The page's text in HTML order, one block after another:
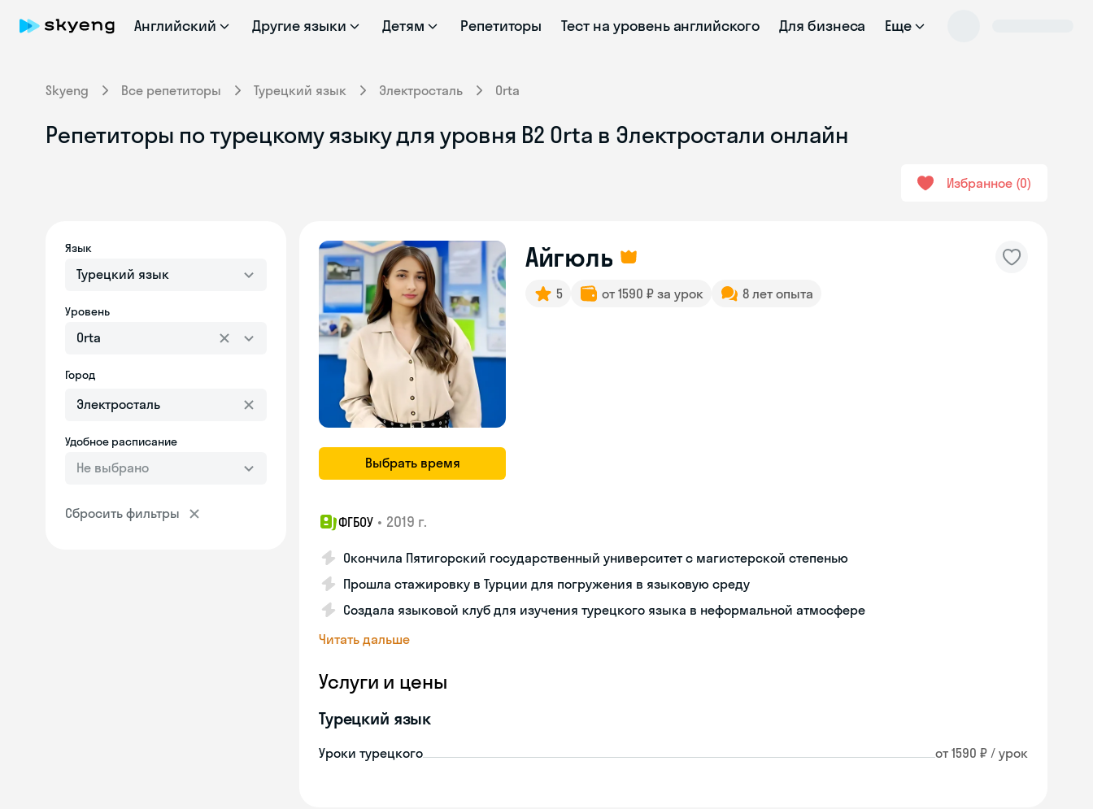
Английский Другие языки Детям Репетиторы Тест на уровень английского Для бизнеса Еще
Skyeng Все репетиторы Турецкий язык Электросталь Orta
Репетиторы по турецкому языку для уровня B2 Orta в Электростали онлайн
Избранное 0
Язык
Турецкий язык
Уровень
Orta
Город
Удобное расписание
Не выбрано
Сбросить фильтры
Выбрать время
Айгюль
5 от 1590 ₽ за урок 8 лет опыта
ФГБОУ • 2019 г.
Окончила Пятигорский государственный университет с магистерской степенью
Прошла стажировку в Турции для погружения в языковую среду
Создала языковой клуб для изучения турецкого языка в неформальной атмосфере
Читать дальше
Услуги и цены
Турецкий язык
Уроки турецкого от 1590 ₽ / урок